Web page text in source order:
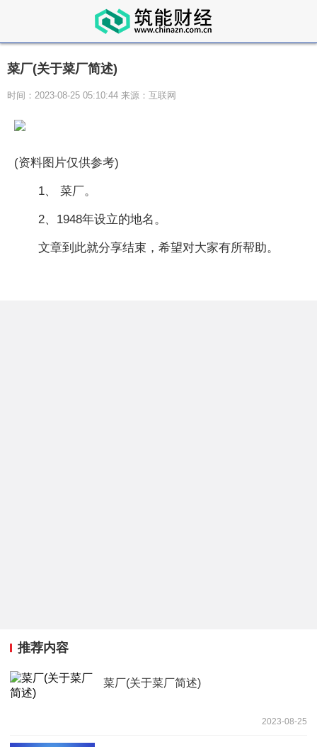
菜厂(关于菜厂简述)
时间：2023-08-25 05:10:44 来源：互联网
(资料图片仅供参考)
1、 菜厂。
2、1948年设立的地名。
文章到此就分享结束，希望对大家有所帮助。
推荐内容
菜厂(关于菜厂简述)
2023-08-25